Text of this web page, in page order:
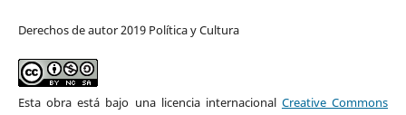
Derechos de autor 2019 Política y Cultura
Esta obra está bajo una licencia internacional Creative Commons